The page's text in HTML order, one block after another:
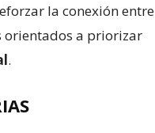
la conexión entre
orientados a priorizar
.